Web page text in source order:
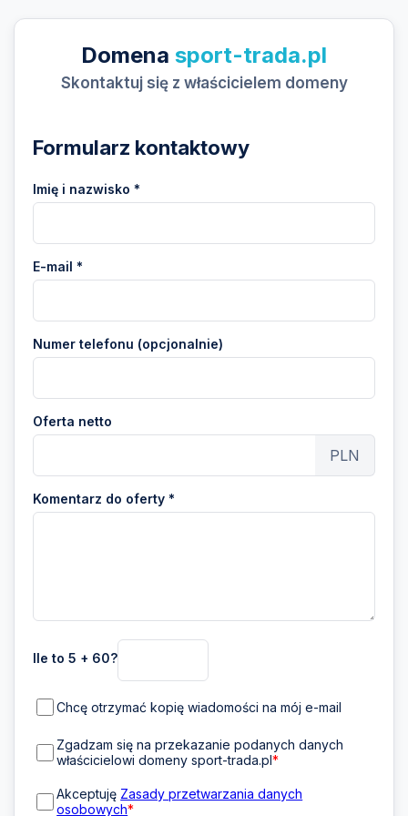
Domena sport-trada.pl
Skontaktuj się z właścicielem domeny
Formularz kontaktowy
Imię i nazwisko *
E-mail *
Numer telefonu (opcjonalnie)
Oferta netto
PLN
Komentarz do oferty *
Ile to 5 + 60?
Chcę otrzymać kopię wiadomości na mój e-mail
Zgadzam się na przekazanie podanych danych
właścicielowi domeny sport-trada.pl*
Akceptuję Zasady przetwarzania danych
osobowych*